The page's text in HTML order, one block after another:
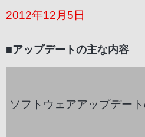
2012年12月5日
■アップデートの主な内容
ソフトウェアアップデー